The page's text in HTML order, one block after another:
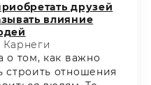
друзей
влияние
о том, как важно
строить отношения